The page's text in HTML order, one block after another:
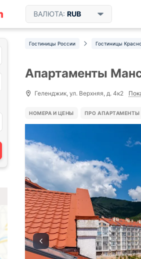
ВАЛЮТА: RUB
Гостиницы России Гостиницы
Апартаменты
Геленджик, ул. Верхняя, д. 4к2
НОМЕРА И ЦЕНЫ ПРО АПАРТАМЕНТЫ